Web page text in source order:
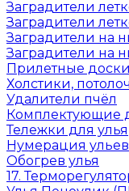
Заградители
Заградители
Заградители на
Заградители на
Прилетные доски
Холстики,
Удалители пчёл
Комплектующие
Тележки для улья
Нумерация ульев
Обогрев улья
17.